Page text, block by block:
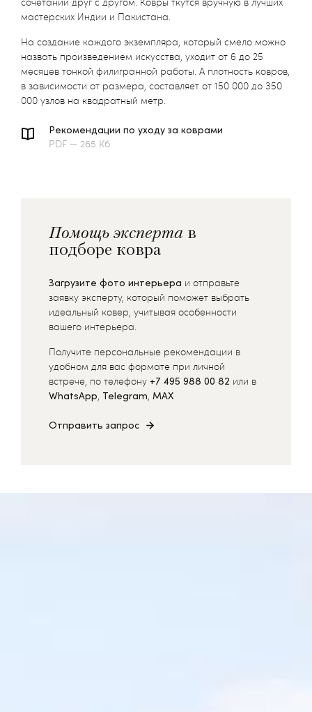
мастерских Индии и Пакистана.
На создание каждого экземпляра, который смело можно
назвать произведением искусства, уходит от 6 до 25
месяцев тонкой филигранной работы. А плотность ковров,
в зависимости от размера, составляет от 150 000 до 350
000 узлов на квадратный метр.
Рекомендации по уходу за коврами
PDF — 265 Кб
Помощь эксперта в
подборе ковра
Загрузите фото интерьера и отправьте
заявку эксперту, который поможет выбрать
идеальный ковер, учитывая особенности
вашего интерьера.
Получите персональные рекомендации в
удобном для вас формате при личной
встрече, по телефону +7 495 988 00 82 или в
WhatsApp, Telegram, MAX
Отправить запрос